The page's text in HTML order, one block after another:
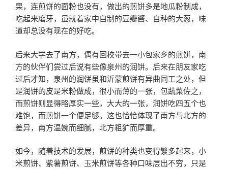
果，连煎饼的面粉也没有，做出的煎饼多是地瓜粉制成，
吃起来磨牙，虽就着家中自制的豆瓣酱、自种的大葱，味
道却总没有现在的好吃。
后来大学去了南方，偶有回校带去一小包家乡的煎饼，南
方的伙伴们尝过后说有些像泉州的润饼。后来在朋友家吃
过后才知，泉州的润饼虽和沂蒙煎饼有异曲同工之处，但
是润饼的皮是米粉做成，很小而薄的一张，包蔬菜佐之，
而煎饼则显得略厚实一些，大大的一张，润饼吃四五个也
难饱，而煎饼一个便足够。这也恰恰体现了南方与北方的
差异，南方温婉而细腻，北方粗犷而厚重。
如今，随着技术的发展，煎饼的种类也变得繁多起来，小
米煎饼、紫薯煎饼、玉米煎饼等各种口味层出不穷，只是